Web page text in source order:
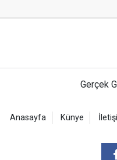
Gerçek
Anasayfa Künye